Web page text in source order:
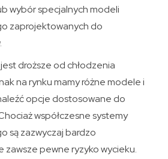
wybór specjalnych modeli
zaprojektowanych do
droższe od chłodzenia
na rynku mamy różne modele i
opcje dostosowane do
współczesne systemy
są zazwyczaj bardzo
zawsze pewne ryzyko wycieku.